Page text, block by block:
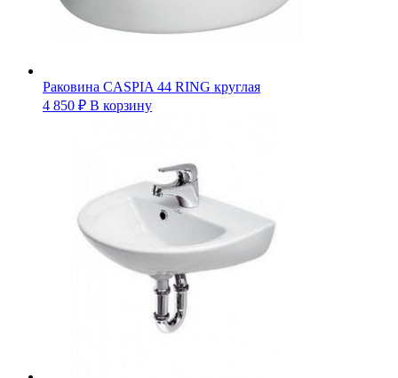
Раковина CASPIA 44 RING круглая
4 850 ₽ В корзину